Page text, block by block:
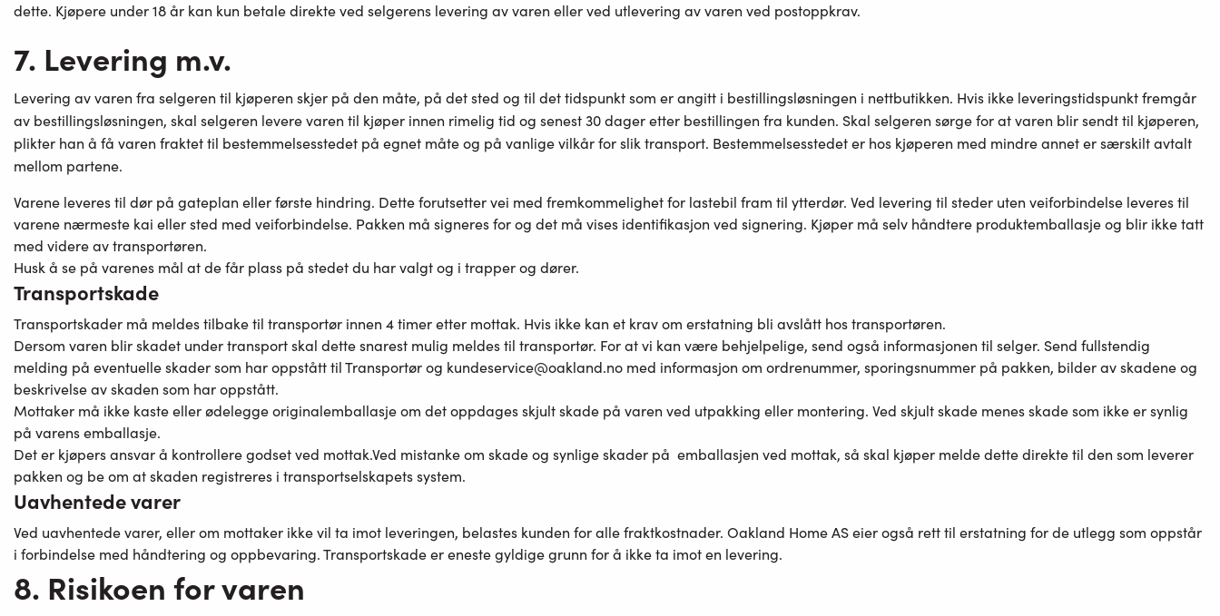
dette. Kjøpere under 18 år kan kun betale direkte ved selgerens levering av varen eller ved utlevering av varen ved postoppkrav.
7. Levering m.v.
Levering av varen fra selgeren til kjøperen skjer på den måte, på det sted og til det tidspunkt som er angitt i bestillingsløsningen i nettbutikken. Hvis ikke leveringstidspunkt fremgår
av bestillingsløsningen, skal selgeren levere varen til kjøper innen rimelig tid og senest 30 dager etter bestillingen fra kunden. Skal selgeren sørge for at varen blir sendt til kjøperen,
plikter han å få varen fraktet til bestemmelsesstedet på egnet måte og på vanlige vilkår for slik transport. Bestemmelsesstedet er hos kjøperen med mindre annet er særskilt avtalt
mellom partene.
Varene leveres til dør på gateplan eller første hindring. Dette forutsetter vei med fremkommelighet for lastebil fram til ytterdør. Ved levering til steder uten veiforbindelse leveres til
varene nærmeste kai eller sted med veiforbindelse. Pakken må signeres for og det må vises identifikasjon ved signering. Kjøper må selv håndtere produktemballasje og blir ikke tatt
med videre av transportøren.
Husk å se på varenes mål at de får plass på stedet du har valgt og i trapper og dører.
Transportskade
Transportskader må meldes tilbake til transportør innen 4 timer etter mottak. Hvis ikke kan et krav om erstatning bli avslått hos transportøren.
Dersom varen blir skadet under transport skal dette snarest mulig meldes til transportør. For at vi kan være behjelpelige, send også informasjonen til selger. Send fullstendig
melding på eventuelle skader som har oppstått til Transportør og kundeservice@oakland.no med informasjon om ordrenummer, sporingsnummer på pakken, bilder av skadene og
beskrivelse av skaden som har oppstått.
Mottaker må ikke kaste eller ødelegge originalemballasje om det oppdages skjult skade på varen ved utpakking eller montering. Ved skjult skade menes skade som ikke er synlig
på varens emballasje.
Det er kjøpers ansvar å kontrollere godset ved mottak.Ved mistanke om skade og synlige skader på emballasjen ved mottak, så skal kjøper melde dette direkte til den som leverer
pakken og be om at skaden registreres i transportselskapets system.
Uavhentede varer
Ved uavhentede varer, eller om mottaker ikke vil ta imot leveringen, belastes kunden for alle fraktkostnader. Oakland Home AS eier også rett til erstatning for de utlegg som oppstår
i forbindelse med håndtering og oppbevaring. Transportskade er eneste gyldige grunn for å ikke ta imot en levering.
8. Risikoen for varen